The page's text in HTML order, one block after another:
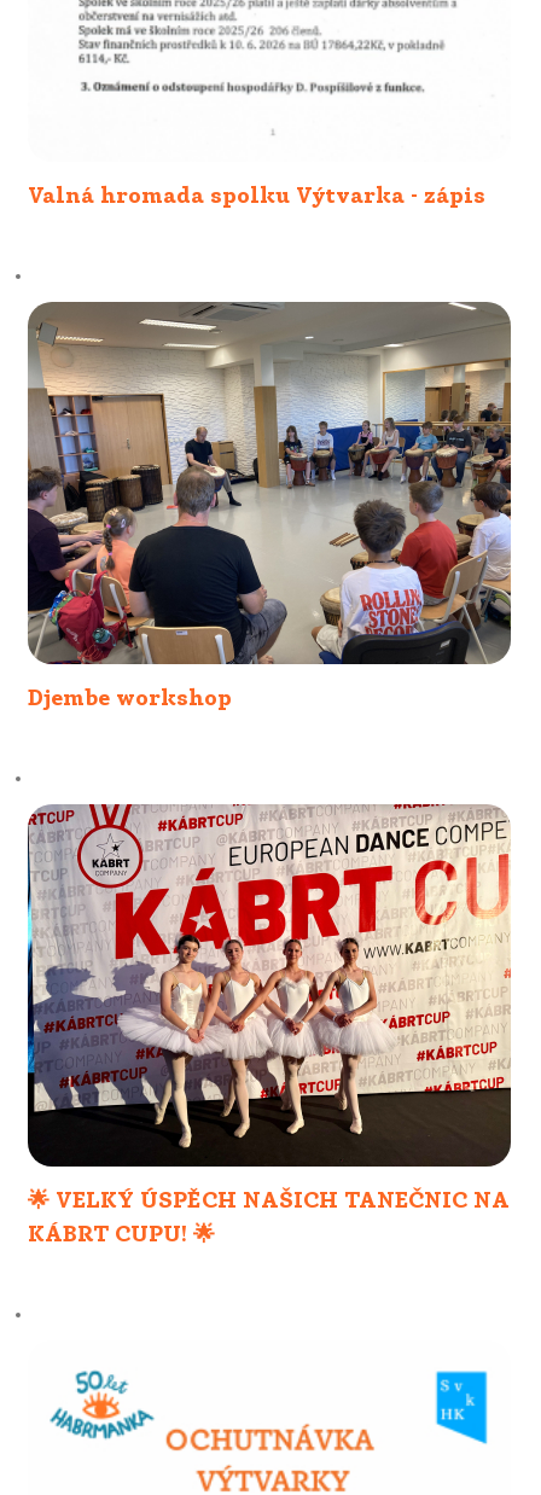
Valná hromada spolku Výtvarka - zápis
Djembe workshop
🌟 VELKÝ ÚSPĚCH NAŠICH TANEČNIC NA
KÁBRT CUPU! 🌟